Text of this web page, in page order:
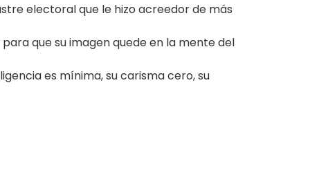
electoral que le hizo acreedor de más
que su imagen quede en la mente del
es mínima, su carisma cero, su